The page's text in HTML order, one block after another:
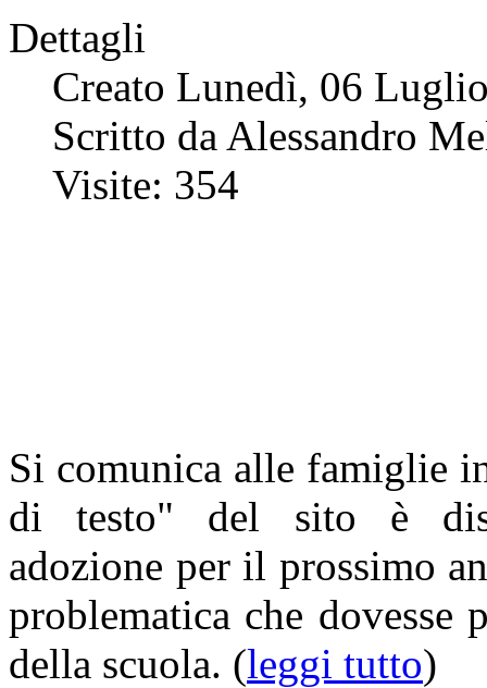
Dettagli
Creato Lunedì, 06
Scritto da Alessandro
Visite: 354
Si comunica alle famiglie
di testo" del sito è
adozione per il prossimo
problematica che dovesse
della scuola. (leggi tutto)